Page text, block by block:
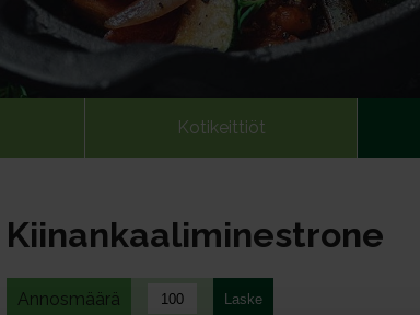
Kotikeittiöt
Kiinankaaliminestrone
Annosmäärä